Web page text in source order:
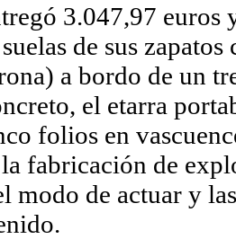
3.047,97
de sus
a bordo de un
el etarra
folios en
fabricación de
modo de actuar y